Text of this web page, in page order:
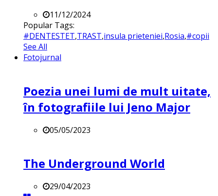
11/12/2024
Popular Tags:
#DENTESTET,TRAST,insula prieteniei,Rosia,#copii
See All
Fotojurnal
Poezia unei lumi de mult uitate,
în fotografiile lui Jeno Major
05/05/2023
The Underground World
29/04/2023